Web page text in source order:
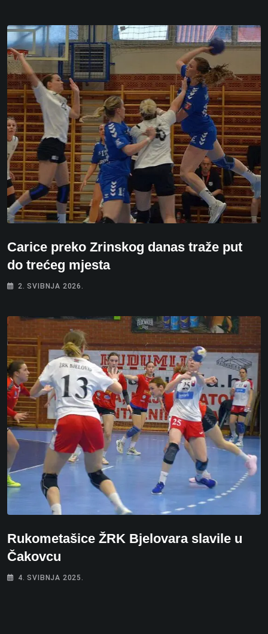
Carice preko Zrinskog danas traže put
do trećeg mjesta
2. SVIBNJA 2026.
Rukometašice ŽRK Bjelovara slavile u
Čakovcu
4. SVIBNJA 2025.